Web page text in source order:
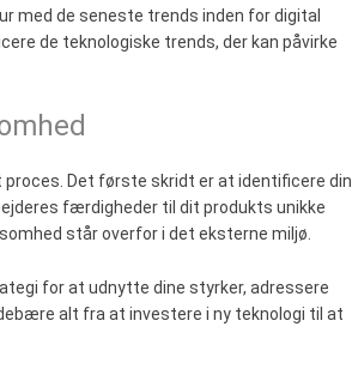
med de seneste trends inden for digital
de teknologiske trends, der kan påvirke
proces. Det første skridt er at identificere din
færdigheder til dit produkts unikke
står overfor i det eksterne miljø.
for at udnytte dine styrker, adressere
alt fra at investere i ny teknologi til at